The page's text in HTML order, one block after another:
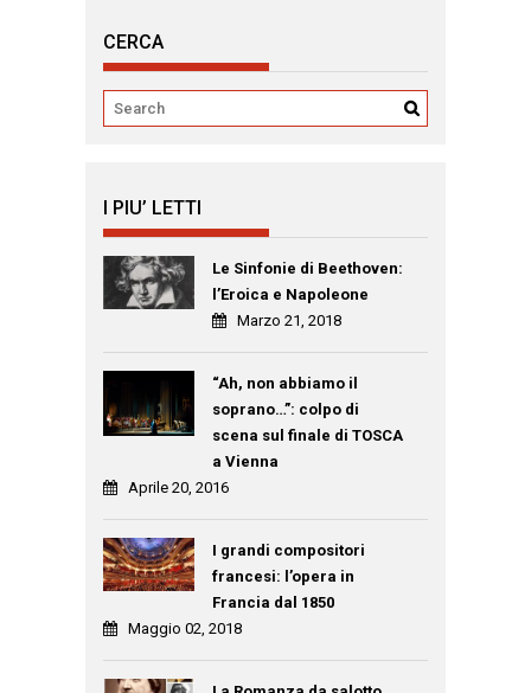
CERCA
I PIU’ LETTI
Le Sinfonie di Beethoven:
l’Eroica e Napoleone
Marzo 21, 2018
“Ah, non abbiamo il
soprano…”: colpo di
scena sul finale di TOSCA
a Vienna
Aprile 20, 2016
I grandi compositori
francesi: l’opera in
Francia dal 1850
Maggio 02, 2018